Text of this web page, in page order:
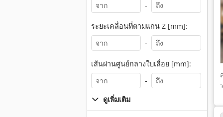
-
ระยะเคลื่อนที่ตามแกน Z [mm]:
-
เส้นผ่านศูนย์กลางใบเลื่อย [mm]:
-
ดูเพิ่มเติม